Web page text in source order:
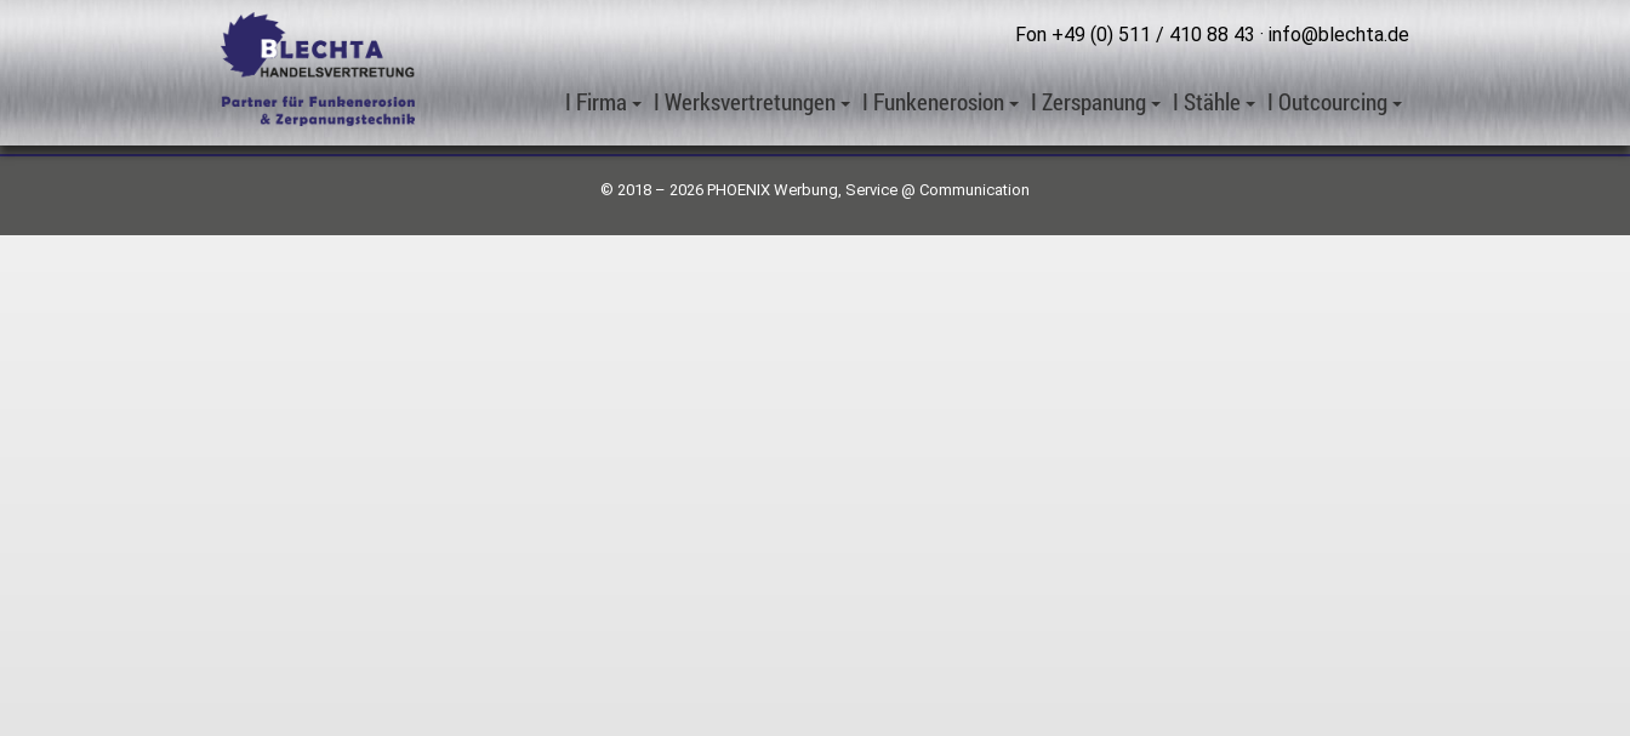
Fon +49 (0) 511 / 410 88 43 · info@blechta.de
I Firma I Werksvertretungen I Funkenerosion I Zerspanung I Stähle I Outcourcing
BLECHTA HANDESLVERTRETUNG
Sundernstraße 21 · D-30966 Hemmingen
Fon:+49 511 / 410 88 43· info@blechta.de
Impressum
Datenschutzerklärung
Allgemeine Geschäftsbedingungen
© 2018 – 2026 PHOENIX Werbung, Service @ Communication